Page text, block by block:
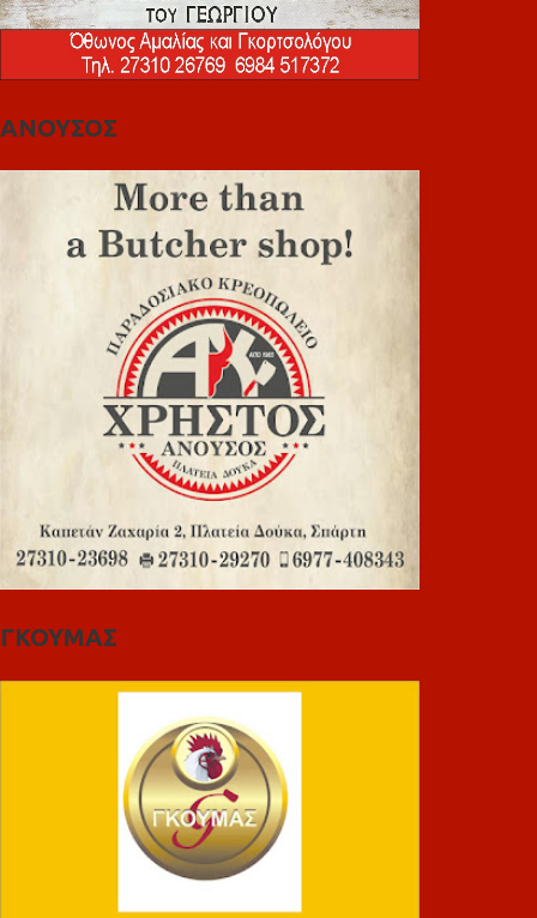
ΑΝΟΥΣΟΣ
ΓΚΟΥΜΑΣ